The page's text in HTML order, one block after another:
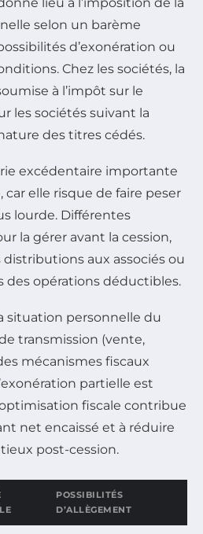
selon un barème
d’exonération ou
Chez les sociétés, la
à l’impôt sur le
les sociétés suivant la
des titres cédés.
excédentaire importante
elle risque de faire peser
lourde. Différentes
la gérer avant la cession,
aux associés ou
des opérations déductibles.
situation personnelle du
transmission (vente,
mécanismes fiscaux
partielle est
fiscale contribue
net encaissé et à réduire
post-cession.
POSSIBILITÉS
D’ALLÈGEMENT